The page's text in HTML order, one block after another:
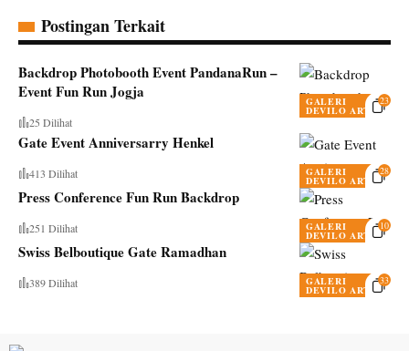
Postingan Terkait
23
GALERI
DEVILO ARTS
Backdrop Photobooth Event PandanaRun –
Event Fun Run Jogja
25 Dilihat
28
GALERI
DEVILO ARTS
Gate Event Anniversarry Henkel
413 Dilihat
10
GALERI
DEVILO ARTS
Press Conference Fun Run Backdrop
251 Dilihat
33
GALERI
DEVILO ARTS
Swiss Belboutique Gate Ramadhan
389 Dilihat